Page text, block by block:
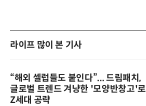
라이프 많이 본 기사
“해외 셀럽들도 붙인다”... 드림패치,
글로벌 트렌드 겨냥한 '모양반창고'로
Z세대 공략